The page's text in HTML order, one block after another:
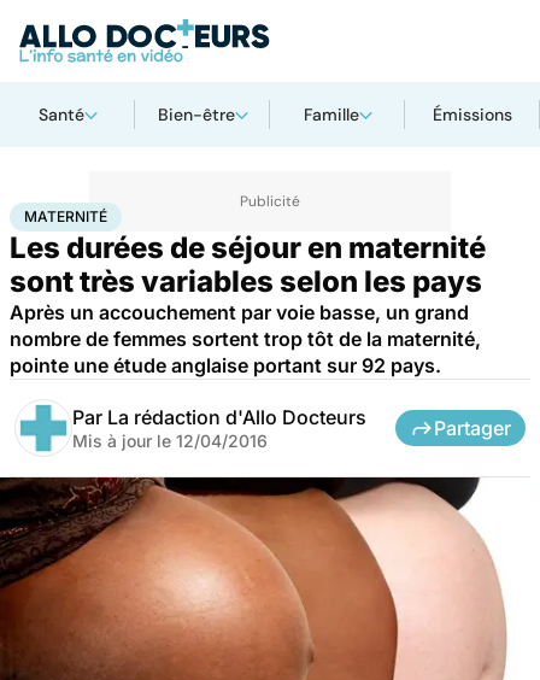
Santé Bien-être Famille Émissions
AccueilSanté Maternité
MATERNITÉ
Les durées de séjour en maternité
sont très variables selon les pays
Après un accouchement par voie basse, un grand
nombre de femmes sortent trop tôt de la maternité,
pointe une étude anglaise portant sur 92 pays.
Par La rédaction d'Allo Docteurs
Mis à jour le 12/04/2016
Partager